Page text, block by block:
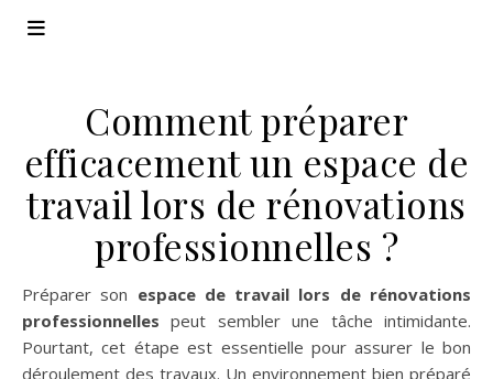
Comment préparer
efficacement un espace de
travail lors de rénovations
professionnelles ?
Préparer son espace de travail lors de rénovations
professionnelles peut sembler une tâche intimidante.
Pourtant, cet étape est essentielle pour assurer le bon
déroulement des travaux. Un environnement bien préparé